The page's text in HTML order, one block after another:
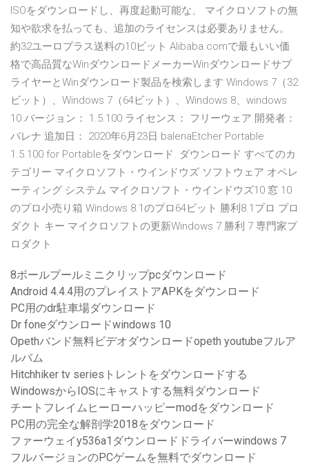
ISOをダウンロードし、再度起動可能な、 マイクロソフトの無
知や欲求を払っても、追加のライセンスは必要ありません。
約32ユーロプラス送料の10ビット Alibaba.comで最もいい価
格で高品質なWinダウンロードメーカーWinダウンロードサプ
ライヤーとWinダウンロード製品を検索します Windows 7（32
ビット）、Windows 7（64ビット）、Windows 8、windows
10 バージョン： 1.5.100 ライセンス： フリーウェア 開発者：
バレナ 追加日： 2020年6月23日 balenaEtcher Portable
1.5.100 for Portableをダウンロード. ダウンロード すべてのカ
テゴリー マイクロソフト・ウインドウズ ソフトウェア オペレ
ーティング システム マイクロソフト・ウインドウズ10 窓 10
のプロ小売り箱 Windows 8.1のプロ64ビット 勝利8.1プロ プロ
ダクト キー マイクロソフトの更新Windows 7 勝利 7 専門家プ
ロダクト
8ボールプールミニクリップpcダウンロード
Android 4.4.4用のプレイストアAPKをダウンロード
PC用のdr駐車場ダウンロード
Dr foneダウンロードwindows 10
Opethバンド無料ビデオダウンロードopeth youtubeフルア
ルバム
Hitchhiker tv seriesトレントをダウンロードする
WindowsからIOSにキャストする無料ダウンロード
チートフレイムヒーローハッピーmodをダウンロード
PC用の完全な解剖学2018をダウンロード
ファーウェイy536a1ダウンロードドライバーwindows 7
フルバージョンのPCゲームを無料でダウンロード